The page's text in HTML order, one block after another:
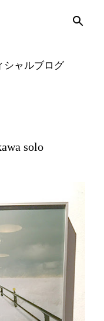
シャルブログ
solo